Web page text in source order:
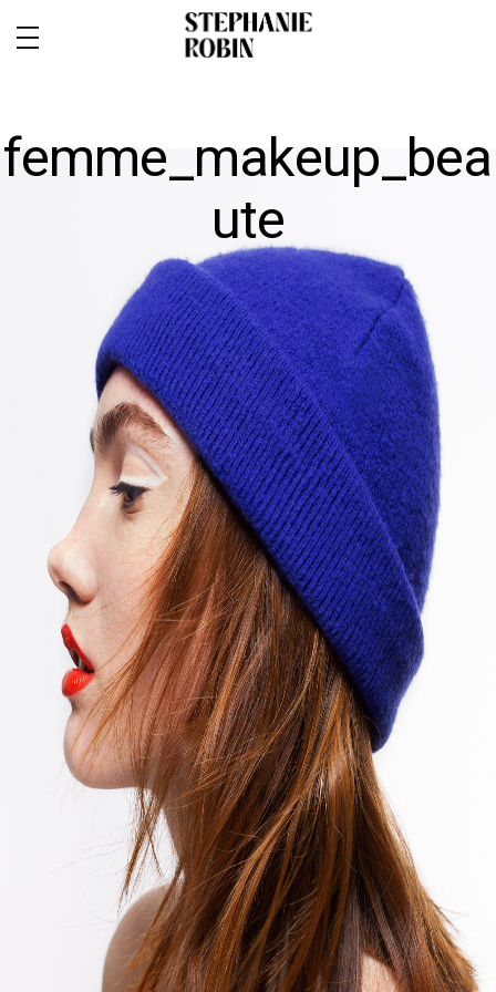
MARIAGE / FAMILLE / GROSSESSE
femme_makeup_bea
ute